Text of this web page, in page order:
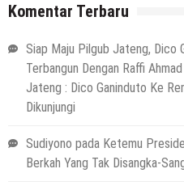
Komentar Terbaru
Siap Maju Pilgub Jateng, Dico
Terbangun Dengan Raffi
Jateng : Dico Ganinduto Ke
Dikunjungi
Sudiyono pada Ketemu
Berkah Yang Tak Disangka-